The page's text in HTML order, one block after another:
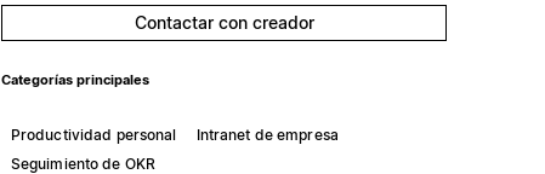
Contactar con creador
Categorías principales
Productividad personal
Intranet de empresa
Seguimiento de OKR